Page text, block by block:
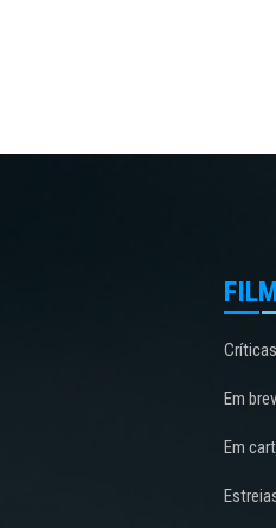
Críticas
Em
Em